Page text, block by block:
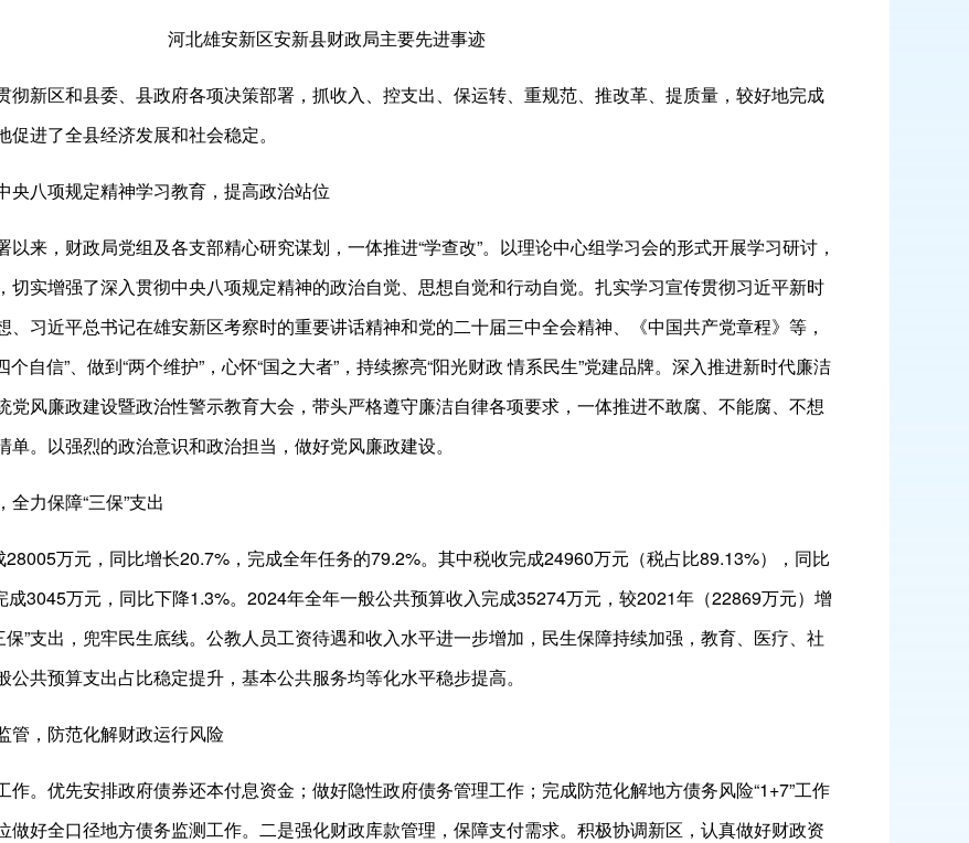
河北雄安新区安新县财政局主要先进事迹
新区和县委、县政府各项决策部署，抓收入、控支出、保运转、重规范、推改革、提质量，较好地完成
进了全县经济发展和社会稳定。
八项规定精神学习教育，提高政治站位
，财政局党组及各支部精心研究谋划，一体推进“学查改”。以理论中心组学习会的形式开展学习研讨，
切实增强了深入贯彻中央八项规定精神的政治自觉、思想自觉和行动自觉。扎实学习宣传贯彻习近平新时
、习近平总书记在雄安新区考察时的重要讲话精神和党的二十届三中全会精神、《中国共产党章程》等，
个自信”、做到“两个维护”，心怀“国之大者”，持续擦亮“阳光财政 情系民生”党建品牌。深入推进新时代廉洁
党风廉政建设暨政治性警示教育大会，带头严格遵守廉洁自律各项要求，一体推进不敢腐、不能腐、不想
单。以强烈的政治意识和政治担当，做好党风廉政建设。
力保障“三保”支出
万元，同比增长20.7%，完成全年任务的79.2%。其中税收完成24960万元（税占比89.13%），同比
成3045万元，同比下降1.3%。2024年全年一般公共预算收入完成35274万元，较2021年（22869万元）增
保”支出，兜牢民生底线。公教人员工资待遇和收入水平进一步增加，民生保障持续加强，教育、医疗、社
公共预算支出占比稳定提升，基本公共服务均等化水平稳步提高。
，防范化解财政运行风险
。优先安排政府债券还本付息资金；做好隐性政府债务管理工作；完成防范化解地方债务风险“1+7”工作
做好全口径地方债务监测工作。二是强化财政库款管理，保障支付需求。积极协调新区，认真做好财政资